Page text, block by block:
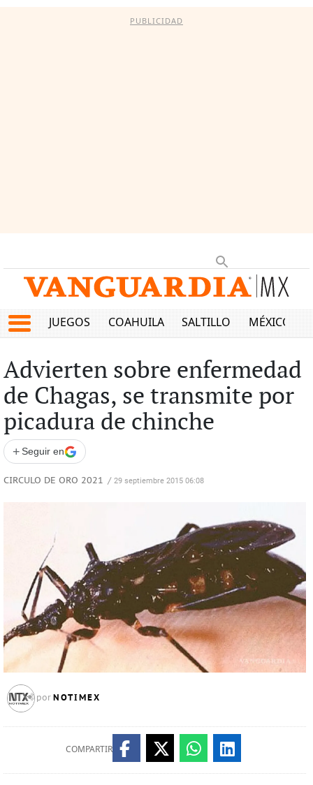
PUBLICIDAD
JUEGOS COAHUILA SALTILLO MÉXICO
Advierten sobre enfermedad
de Chagas, se transmite por
picadura de chinche
+ Seguir en
CIRCULO DE ORO 2021 / 29 septiembre 2015 06:08
por NOTIMEX
COMPARTIR